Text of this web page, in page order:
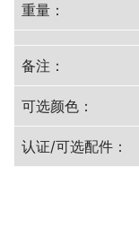
重量：
备注：
可选颜色：
认证/可选配件：